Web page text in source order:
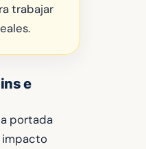
trabajar
e
portada
impacto